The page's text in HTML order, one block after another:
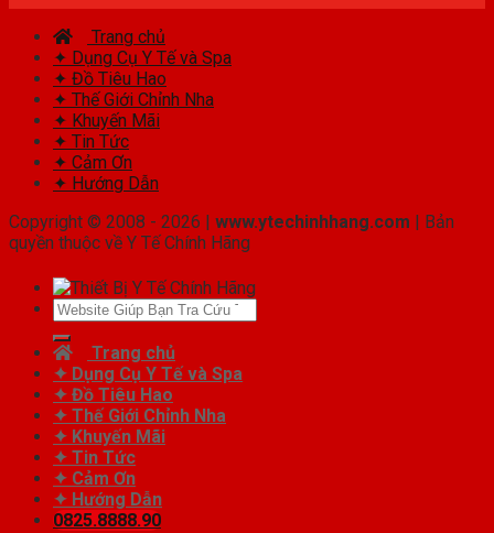
Trang chủ
✦ Dụng Cụ Y Tế và Spa
✦ Đồ Tiêu Hao
✦ Thế Giới Chỉnh Nha
✦ Khuyến Mãi
✦ Tin Tức
✦ Cảm Ơn
✦ Hướng Dẫn
Copyright © 2008 - 2026 |
www.ytechinhhang.com | Bản
quyền thuộc về Y Tế Chính Hãng
Tìm
Trang chủ
✦ Dụng Cụ Y Tế và Spa
✦ Đồ Tiêu Hao
✦ Thế Giới Chỉnh Nha
✦ Khuyến Mãi
✦ Tin Tức
✦ Cảm Ơn
✦ Hướng Dẫn
0825.8888.90